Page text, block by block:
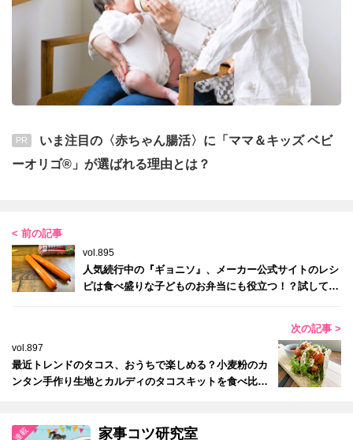
PR
いま注目の〈赤ちゃん腸活〉に「ママ＆キッズ ベビ
ーオリゴ®」が選ばれる理由とは？
< 前の記事
vol.895
人気続行中の『ギョニソ』、メーカー公式サイトのレシ
ピは食べ盛りな子どものお弁当にも役立つ！？試してみ
次の記事 >
vol.897
最近トレンドのタコス、おうちで楽しめる？小麦粉のカ
ンタン手作り生地とカルディのタコスキットを食べ比べ
家事コツ研究室